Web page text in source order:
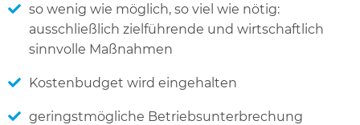
so wenig wie möglich, so viel wie nötig:
ausschließlich zielführende und wirtschaftlich
sinnvolle Maßnahmen
Kostenbudget wird eingehalten
geringstmögliche Betriebsunterbrechung